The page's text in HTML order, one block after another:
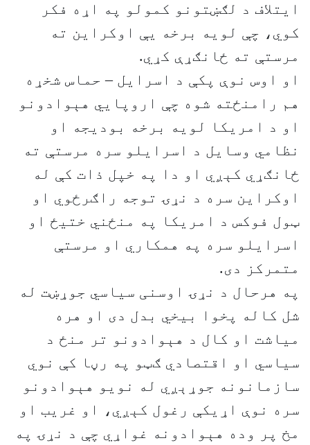
ایتلاف د لګښتونو کمولو په اړه فکر
کوي، چې لویه برخه یې اوکراین ته
مرستې ته ځانګړې کړي.
او اوس نوې پکې د اسرايل – حماس شخړه
هم رامنځته شوه چې اروپايي هېوادونو
او د امريکا لويه برخه بوديجه او
نظامي وسايل د اسرايلو سره مرستې ته
ځانګړي کېږي او دا په خپل ذات کې له
اوکراين سره د نړۍ توجه راګرځوي او
ټول فوکس د امريکا په منځني ختيځ او
اسرايلو سره په همکاري او مرستې
متمرکز دی.
په هرحال د نړۍ اوسنی سياسي جوړښت له
شل کاله پخوا بيخي بدل دی او هره
مياشت او کال د هېوادونو تر منځ د
سياسي او اقتصادي ګټو په رڼا کې نوي
سازمانونه جوړېږي له نويو هېوادونو
سره نوې اړيکې رغول کېږي، او غريب او
مخ پر وده هېوادونه غواړي چې د نړۍ په